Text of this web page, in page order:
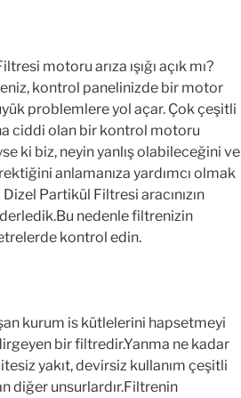
motoru arıza ışığı açık mı?
kontrol panelinizde bir motor
problemlere yol açar. Çok çeşitli
ciddi olan bir kontrol motoru
ki biz, neyin yanlış olabileceğini ve
anlamanıza yardımcı olmak
Partikül Filtresi aracınızın
nedenle filtrenizin
kontrol edin.
kurum is kütlelerini hapsetmeyi
bir filtredir.Yanma ne kadar
yakıt, devirsiz kullanım çeşitli
diğer unsurlardır.Filtrenin